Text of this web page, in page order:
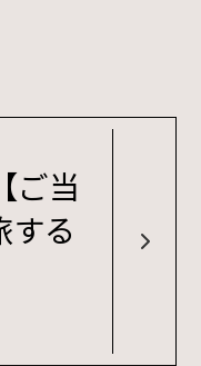
ご当
する